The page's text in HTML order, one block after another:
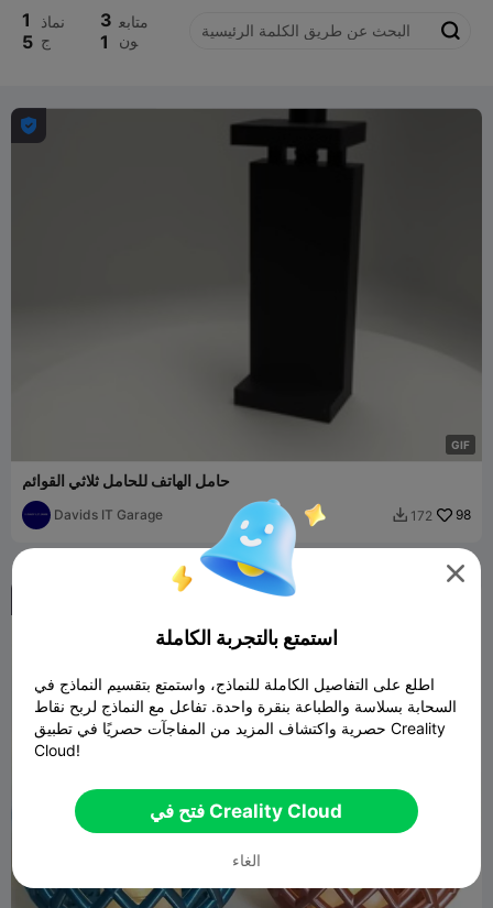
1
5
نماذ
ج
3
1
متابع
ون

GIF

حامل الهاتف للحامل ثلاثي القوائم
Davids IT Garage  172 98

استمتع بالتجربة الكاملة
اطلع على التفاصيل الكاملة للنماذج، واستمتع بتقسيم النماذج في
السحابة بسلاسة والطباعة بنقرة واحدة. تفاعل مع النماذج لربح نقاط
حصرية واكتشاف المزيد من المفاجآت حصريًا في تطبيق Creality
Cloud!
فتح في Creality Cloud
الغاء